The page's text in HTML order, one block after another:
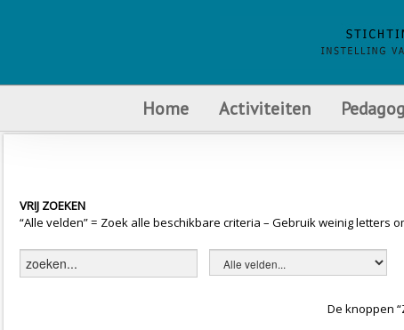
Home Activiteiten
VRIJ ZOEKEN
“Alle velden” = Zoek alle beschikbare criteria – Gebruik weinig letters
De knoppen